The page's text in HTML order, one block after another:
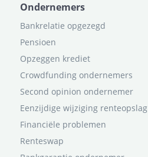
Ondernemers
Bankrelatie opgezegd
Pensioen
Opzeggen krediet
Crowdfunding ondernemers
Second opinion ondernemer
Eenzijdige wijziging renteopslag
Financiële problemen
Renteswap